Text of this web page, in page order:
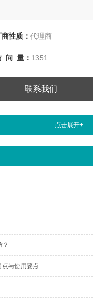
商性质： 代理商
问 量： 1351
联系我们
点击展开+
？
点与使用要点